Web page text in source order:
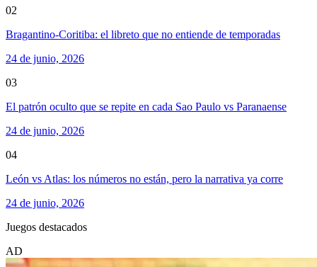
02
Bragantino-Coritiba: el libreto que no entiende de temporadas
24 de junio, 2026
03
El patrón oculto que se repite en cada Sao Paulo vs Paranaense
24 de junio, 2026
04
León vs Atlas: los números no están, pero la narrativa ya corre
24 de junio, 2026
Juegos destacados
AD